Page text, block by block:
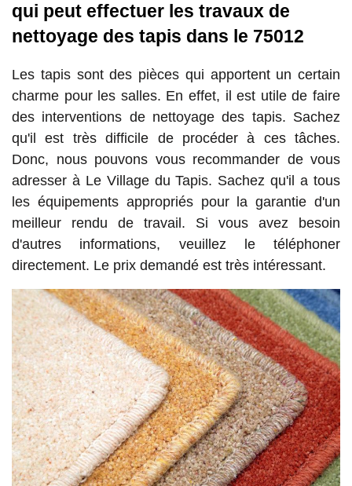
qui peut effectuer les travaux de
nettoyage des tapis dans le 75012
Les tapis sont des pièces qui apportent un certain
charme pour les salles. En effet, il est utile de faire
des interventions de nettoyage des tapis. Sachez
qu'il est très difficile de procéder à ces tâches.
Donc, nous pouvons vous recommander de vous
adresser à Le Village du Tapis. Sachez qu'il a tous
les équipements appropriés pour la garantie d'un
meilleur rendu de travail. Si vous avez besoin
d'autres informations, veuillez le téléphoner
directement. Le prix demandé est très intéressant.